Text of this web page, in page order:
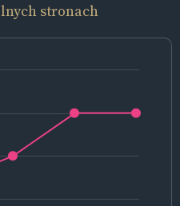
stronach